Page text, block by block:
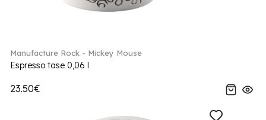
Manufacture Rock - Mickey Mouse
Espresso tase 0,06 l
23.50€